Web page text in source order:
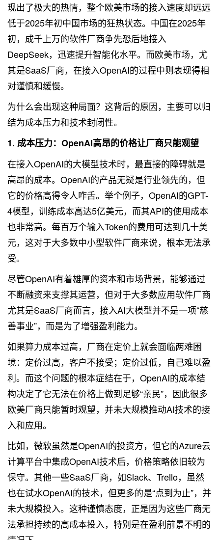
现出了极大的热情，整个欧美市场的接入速度却远远
低于2025年初中国市场的狂热状态。中国在2025年
初，成千上万的软件厂商争先恐后地接入
DeepSeek，迅速提升智能化水平。而欧美市场，尤
其是SaaS厂商，在接入OpenAI的过程中则表现得相
对谨慎和缓慢。
为什么会出现这种局面？这背后的原因，主要可以归
结为成本压力和技术封闭性。
1. 成本压力：OpenAI高昂的价格让厂商只能观望
在接入OpenAI的大模型技术时，最直接的障碍就是
高昂的成本。OpenAI的产品无疑是行业领先的，但
它的价格高得令人咋舌。举个例子，OpenAI的GPT-
4模型，训练成本高达5亿美元，而其API的使用成本
也非常高。每百万个输入Token的费用可达到几十美
元，这对于大多数中小型软件厂商来说，根本无法承
受。
尽管OpenAI有着雄厚的资本和市场背景，能够通过
不断融资来支撑其运营，但对于大多数应用软件厂商
尤其是SaaS厂商而言，接入AI大模型并不是一项“慈
善事业”，而是为了增强盈利能力。
如果算力成本过高，厂商在定价上就会面临两难困
境：定价过高，客户不接受；定价过低，自己难以盈
利。而这个问题的根本症结在于，OpenAI的成本结
构决定了它无法在价格上做到足够“亲民”，因此很多
欧美厂商只能暂时观望，并未大规模推动AI技术的接
入和应用。
比如，微软虽然是OpenAI的投资方，但它的Azure云
计算平台中集成OpenAI技术后，价格策略依旧较为
保守。其他一些SaaS厂商，如Slack、Trello，虽然
也在试水OpenAI的技术，但更多的是“点到为止”，并
未大规模投入。这种谨慎态度，正是因为这些厂商无
法承担持续的高成本投入，特别是在盈利前景不明的